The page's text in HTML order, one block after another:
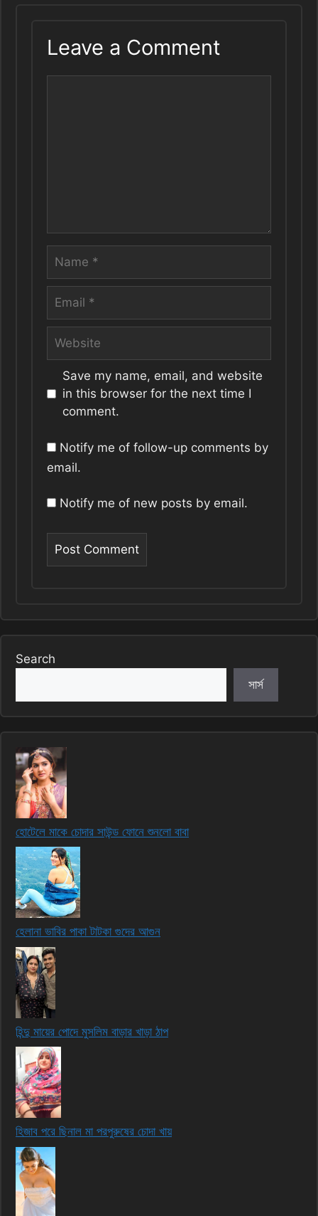
Leave a Comment
Name
Email
Website
Save my name, email, and website
in this browser for the next time I
comment.
Notify me of follow-up comments by
email.
Notify me of new posts by email.
Search
সার্স
হোটেলে মাকে চোদার সাউন্ড ফোনে শুনলো বাবা
হেলানা ভাবির পাকা টাটকা গুদের আগুন
হিন্দু মায়ের পোদে মুসলিম বাড়ার খাড়া ঠাপ
হিজাব পরে ছিনাল মা পরপুরুষের চোদা খায়